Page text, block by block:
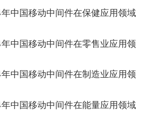
中国移动中间件在保健应用领域
中国移动中间件在零售业应用领
中国移动中间件在制造业应用领
中国移动中间件在能量应用领域